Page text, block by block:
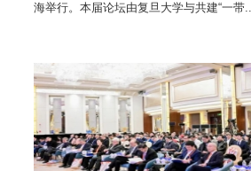
海举行。本届论坛由复旦大学与共建“一带